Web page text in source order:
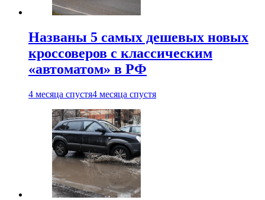
Названы 5 самых дешевых новых
кроссоверов с классическим
«автоматом» в РФ
4 месяца спустя4 месяца спустя